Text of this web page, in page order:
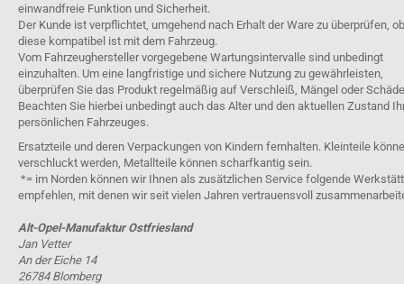
einwandfreie Funktion und Sicherheit.
Der Kunde ist verpflichtet, umgehend nach Erhalt der Ware zu überprüfen, ob
diese kompatibel ist mit dem Fahrzeug.
Vom Fahrzeughersteller vorgegebene Wartungsintervalle sind unbedingt
einzuhalten. Um eine langfristige und sichere Nutzung zu gewährleisten,
überprüfen Sie das Produkt regelmäßig auf Verschleiß, Mängel oder
Beachten Sie hierbei unbedingt auch das Alter und den aktuellen Zustand
persönlichen Fahrzeuges.
Ersatzteile und deren Verpackungen von Kindern fernhalten. Kleinteile
verschluckt werden, Metallteile können scharfkantig sein.
*= im Norden können wir Ihnen als zusätzlichen Service folgende
empfehlen, mit denen wir seit vielen Jahren vertrauensvoll
Alt-Opel-Manufaktur Ostfriesland
Jan Vetter
An der Eiche 14
26784 Blomberg